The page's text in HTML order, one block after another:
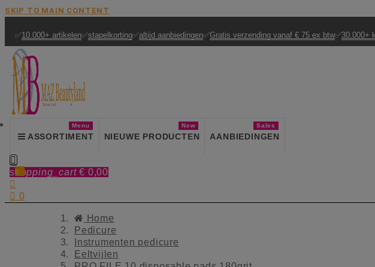
SKIP TO MAIN CONTENT
✅10.000+ artikelen✅stapelkorting✅altijd aanbiedingen✅Gratis verzending vanaf € 75 ex btw✅30.000+
ASSORTIMENT
Menu
NIEUWE PRODUCTEN
New
AANBIEDINGEN
Sales

shopping_cart € 0,00
0

 0
Home
Pedicure
Instrumenten pedicure
Eeltvijlen